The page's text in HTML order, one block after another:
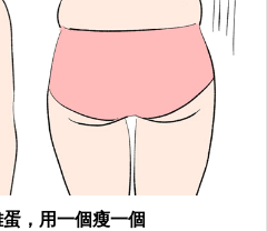
，用一個瘦一個